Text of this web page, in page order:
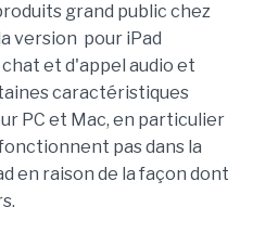
grand public chez
version pour iPad
et d'appel audio et
caractéristiques
PC et Mac, en particulier
pas dans la
en raison de la façon dont